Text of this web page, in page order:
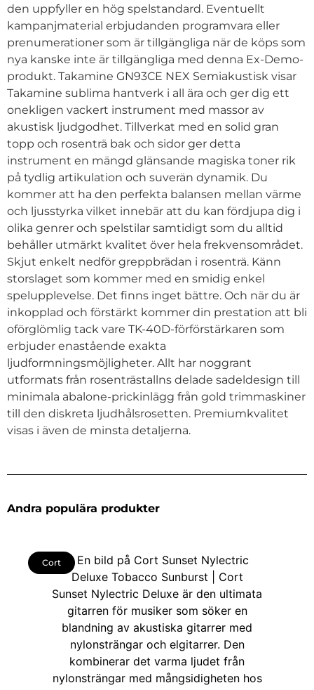
den uppfyller en hög spelstandard. Eventuellt
kampanjmaterial erbjudanden programvara eller
prenumerationer som är tillgängliga när de köps som
nya kanske inte är tillgängliga med denna Ex-Demo-
produkt. Takamine GN93CE NEX Semiakustisk visar
Takamine sublima hantverk i all ära och ger dig ett
onekligen vackert instrument med massor av
akustisk ljudgodhet. Tillverkat med en solid gran
topp och rosenträ bak och sidor ger detta
instrument en mängd glänsande magiska toner rik
på tydlig artikulation och suverän dynamik. Du
kommer att ha den perfekta balansen mellan värme
och ljusstyrka vilket innebär att du kan fördjupa dig i
olika genrer och spelstilar samtidigt som du alltid
behåller utmärkt kvalitet över hela frekvensområdet.
Skjut enkelt nedför greppbrädan i rosenträ. Känn
storslaget som kommer med en smidig enkel
spelupplevelse. Det finns inget bättre. Och när du är
inkopplad och förstärkt kommer din prestation att bli
oförglömlig tack vare TK-40D-förförstärkaren som
erbjuder enastående exakta
ljudformningsmöjligheter. Allt har noggrant
utformats från rosenträstallns delade sadeldesign till
minimala abalone-prickinlägg från gold trimmaskiner
till den diskreta ljudhålsrosetten. Premiumkvalitet
visas i även de minsta detaljerna.
Andra populära produkter
Cort